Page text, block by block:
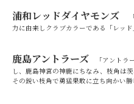
浦和レッドダイヤモンズ
力に由来しクラブカラーである「レッド
鹿島アントラーズ 「アントラ
し、鹿島神宮の神鹿にちなみ、枝角は
その鋭い枝角で勇猛果敢に立ち向かい